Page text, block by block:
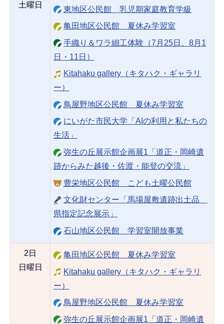
土曜日
東地区公民館 乳児期家庭教育学級
亀田地区公民館 夏休み学習室
手織り＆ワラ細工体験（7月25日、8月1
日・11日）
Kitahaku gallery（キタハク・ギャラリ
ー）
鳥屋野地区公民館 夏休み学習室
にいがた市民大学「AIの利用と私たちの
生活」
弥生の丘展示館企画展1「道正・岡崎遺
跡からみた越後・佐渡・能登の交流」
豊栄地区公民館 こども土曜公民館
文化財センター「馬場屋敷遺跡出土品
県指定記念展示」
石山地区公民館 学習室開放事業
2日
日曜日
亀田地区公民館 夏休み学習室
Kitahaku gallery（キタハク・ギャラリ
ー）
鳥屋野地区公民館 夏休み学習室
弥生の丘展示館企画展1「道正・岡崎遺